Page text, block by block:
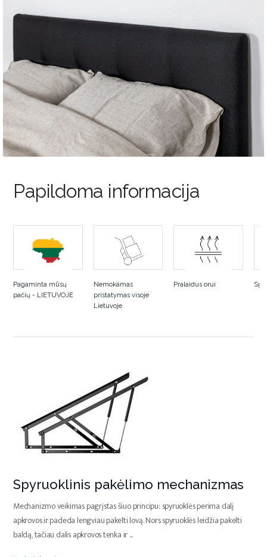
Papildoma informacija
Pagaminta mūsų
pačių - LIETUVOJE
Nemokamas
pristatymas visoje
Lietuvoje
Pralaidus orui
Spyruoklinis pakėlimo mechanizmas
Mechanizmo veikimas pagrįstas šiuo principu: spyruoklės perima dalį
apkrovos ir padeda lengviau pakelti lovą. Nors spyruoklės leidžia pakelti
baldą, tačiau dalis apkrovos tenka ir...